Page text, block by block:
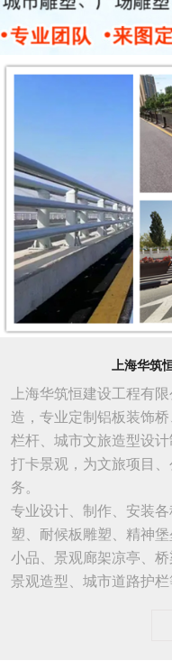
上海华筑
上海华筑恒建设工程有
造，专业定制铝板装饰
栏杆、城市文旅造型设
打卡景观，为文旅项目
务。
专业设计、制作、安装
塑、耐候板雕塑、精神
小品、景观廊架凉亭、
景观造型、城市道路护